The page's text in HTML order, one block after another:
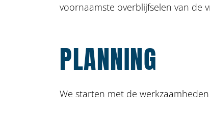
voornaamste overblijfselen van de
PLANNING
We starten met de